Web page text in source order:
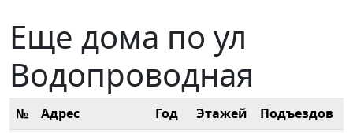
Еще дома по ул
Водопроводная
№ Адрес Год Этажей Подъездов